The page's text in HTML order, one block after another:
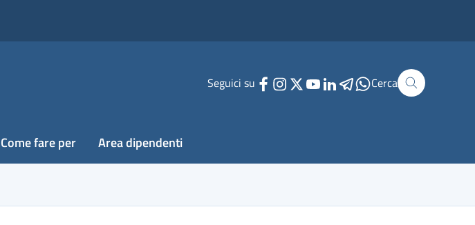
Seguici su Cerca
Come fare per Area dipendenti